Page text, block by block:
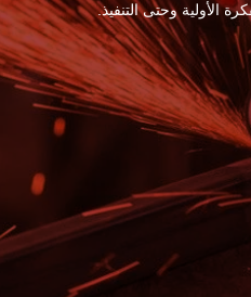
الأولية وحتى التنفيذ.